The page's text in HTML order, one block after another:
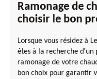
Ramonage de
choisir le bon
Lorsque vous résidez à
êtes à la recherche d'un
ramonage de votre
bon choix pour garantir